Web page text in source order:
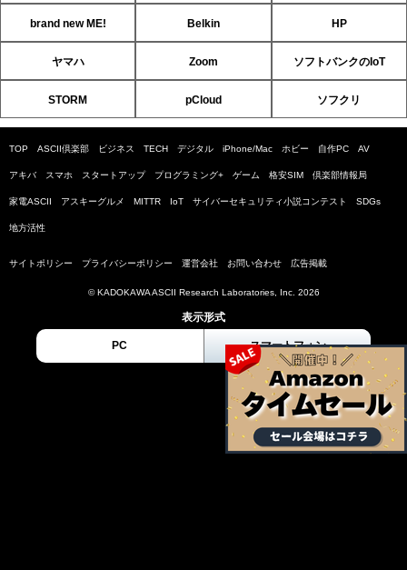
brand new ME! Belkin HP
ヤマハ Zoom ソフトバンクのIoT
STORM pCloud ソフクリ
TOP ASCII倶楽部 ビジネス TECH デジタル iPhone/Mac ホビー 自作PC AV
アキバ スマホ スタートアップ プログラミング+ ゲーム 格安SIM 倶楽部情報局
家電ASCII アスキーグルメ MITTR IoT サイバーセキュリティ小説コンテスト SDGs
地方活性
サイトポリシー プライバシーポリシー 運営会社 お問い合わせ 広告掲載
© KADOKAWA ASCII Research Laboratories, Inc. 2026
表示形式
PC スマートフォン